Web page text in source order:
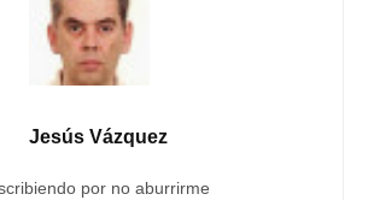
Jesús Vázquez
por no aburrirme